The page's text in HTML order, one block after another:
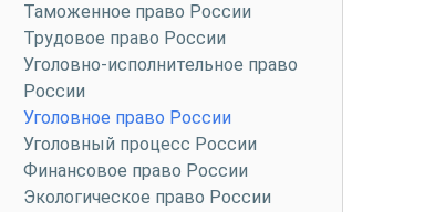
Таможенное право России
Трудовое право России
Уголовно-исполнительное право
России
Уголовное право России
Уголовный процесс России
Финансовое право России
Экологическое право России